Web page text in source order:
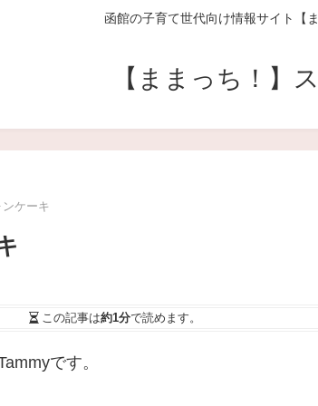
函館の子育て世代向け情報サイト【
【ままっち！】
ケーキ
この記事は約1分で読めます。
です。